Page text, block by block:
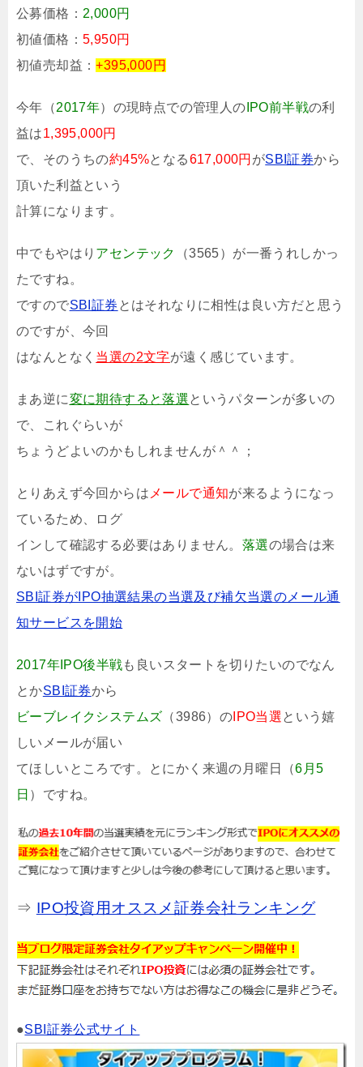
公募価格： 2,000円
初値価格： 5,950円
初値売却益：+395,000円
今年（2017年）の現時点での管理人の IPO前半戦の利
益は1,395,000円
で、そのうちの約45%となる617,000円 がSBI証券から
頂いた利益という
計算になります。
中でもやはり アセンテック
（3565）が一番うれしかっ
たですね。
ですのでSBI証券 とはそれなりに相性は良い方だと思う
のですが、今回
はなんとなく 当選の2文字が遠く感じています。
まあ逆に変に期待すると落選というパターンが多いの
で、これぐらいが
ちょうどよいのかもしれませんが＾＾；
とりあえず今回からは メールで通知が来るようになっ
ているため、ログ
インして確認する必要はありません。 落選の場合は来
ないはずですが。
SBI証券がIPO抽選結果の当選及び補欠当選のメール通
知サービスを開始
2017年IPO後半戦も良いスタートを切りたいのでなん
とかSBI証券から
ビーブレイクシステムズ （3986）の IPO当選という嬉
しいメールが届い
てほしいところです。とにかく来週の月曜日（6月5
日 ）ですね。
⇒ IPO投資用オススメ証券会社ランキング
●SBI証券公式サイト